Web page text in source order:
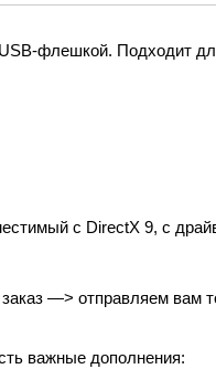
флешкой. Подходит
с DirectX 9, с
—> отправляем вам
важные дополнения: